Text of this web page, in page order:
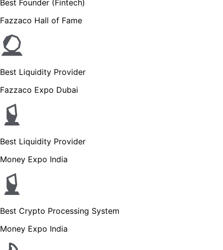
Best Founder (Fintech)
Fazzaco Hall of Fame
Best Liquidity Provider
Fazzaco Expo Dubai
Best Liquidity Provider
Money Expo India
Best Crypto Processing System
Money Expo India